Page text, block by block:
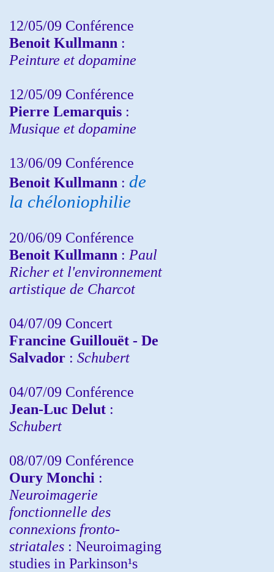
12/05/09 Conférence
Benoit Kullmann :
Peinture et dopamine
12/05/09 Conférence
Pierre Lemarquis :
Musique et dopamine
13/06/09 Conférence
Benoit Kullmann : de
la chéloniophilie
20/06/09 Conférence
Benoit Kullmann : Paul
Richer et l'environnement
artistique de Charcot
04/07/09 Concert
Francine Guillouët - De
Salvador : Schubert
04/07/09 Conférence
Jean-Luc Delut :
Schubert
08/07/09 Conférence
Oury Monchi :
Neuroimagerie
fonctionnelle des
connexions fronto-
striatales : Neuroimaging
studies in Parkinson¹s